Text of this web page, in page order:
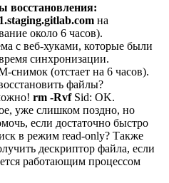
восстановления:
на
около 6 часов).
с веб-хуками, которые были
синхронизации.
снимок (отстает на 6 часов).
файлы?
rm -RvfSid: OK.
уже слишком поздно, но
если достаточно быстро
в режим read-only? Также
дескриптор файла, если
работающим процессом